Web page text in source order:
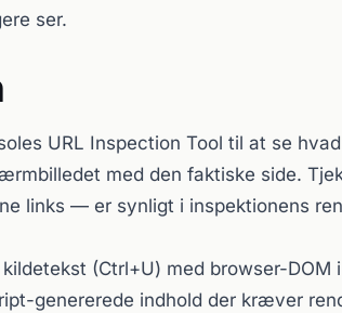
ser.
URL Inspection Tool til at se
med den faktiske side.
links — er synligt i inspektionens
(Ctrl+U) med browser-DOM
genererede indhold der kræver